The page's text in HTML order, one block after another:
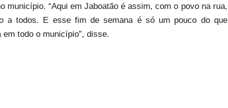
município. “Aqui em Jaboatão é assim, com o povo na rua,
a todos. E esse fim de semana é só um pouco do que
todo o município”, disse.